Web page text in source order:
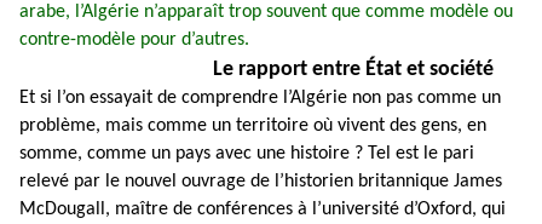
arabe, l’Algérie n’apparaît trop souvent que comme modèle ou
contre-modèle pour d’autres.
Le rapport entre État et société
Et si l’on essayait de comprendre l’Algérie non pas comme un
problème, mais comme un territoire où vivent des gens, en
somme, comme un pays avec une histoire ? Tel est le pari
relevé par le nouvel ouvrage de l’historien britannique James
McDougall, maître de conférences à l’université d’Oxford, qui